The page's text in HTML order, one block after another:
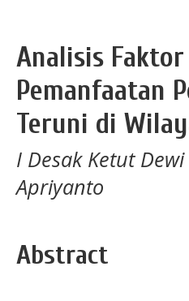
Analisis
Pemanfaatan
Teruni di
I Desak Ketut
Apriyanto
Abstract